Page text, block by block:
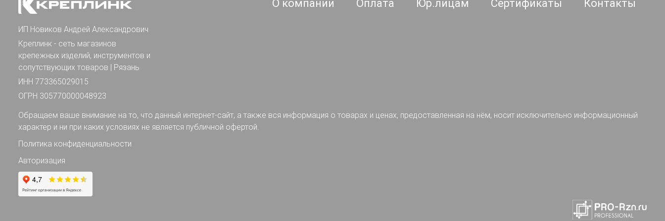
ИП Новиков Андрей Александрович
Креплинк - сеть магазинов
крепежных изделий, инструментов и
сопутствующих товаров | Рязань
ИНН 773365029015
ОГРН 305770000048923
О компании Оплата Юр.лицам Сертификаты Контакты
Обращаем ваше внимание на то, что данный интернет-сайт, а также вся информация о товарах и ценах, предоставленная на нём, носит исключительно информационный
характер и ни при каких условиях не является публичной офертой.
Политика конфиденциальности
Авторизация